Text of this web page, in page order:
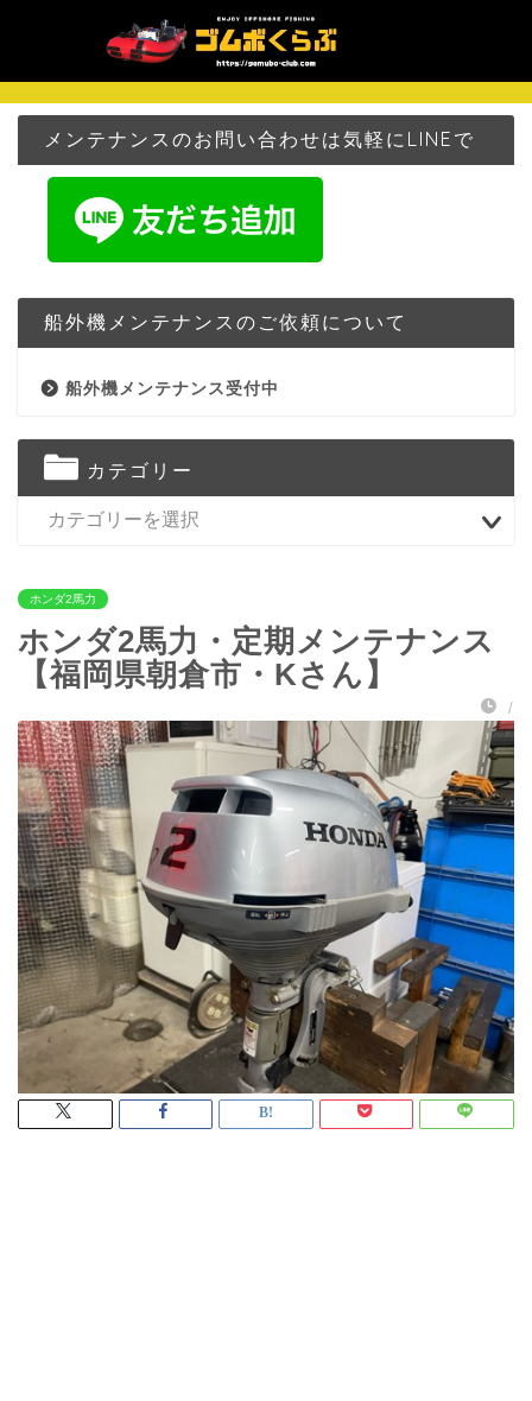
メンテナンスのお問い合わせは気軽にLINEで
船外機メンテナンスのご依頼について
船外機メンテナンス受付中
カテゴリー
ホンダ2馬力
ホンダ2馬力・定期メンテナンス
【福岡県朝倉市・Kさん】
/